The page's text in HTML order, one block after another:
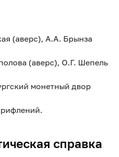
(аверс), А.А. Брынза
(аверс), О.Г. Шепель
монетный двор
справка